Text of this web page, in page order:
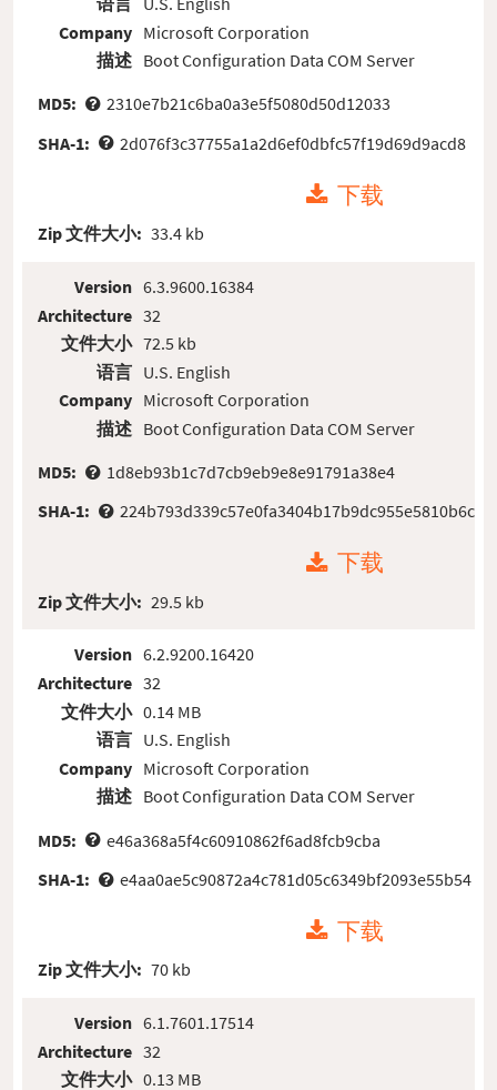
Company
描述
Microsoft Corporation
Boot Configuration Data COM Server
MD5:
2310e7b21c6ba0a3e5f5080d50d12033
SHA-1:
2d076f3c37755a1a2d6ef0dbfc57f19d69d9acd8
下载
Zip 文件大小: 33.4 kb
Version
Architecture
文件大小
语言
Company
描述
6.3.9600.16384
32
72.5 kb
U.S. English
Microsoft Corporation
Boot Configuration Data COM Server
MD5:
1d8eb93b1c7d7cb9eb9e8e91791a38e4
SHA-1:
224b793d339c57e0fa3404b17b9dc955e5810b6c
下载
Zip 文件大小: 29.5 kb
Version
Architecture
文件大小
语言
Company
描述
6.2.9200.16420
32
0.14 MB
U.S. English
Microsoft Corporation
Boot Configuration Data COM Server
MD5:
e46a368a5f4c60910862f6ad8fcb9cba
SHA-1:
e4aa0ae5c90872a4c781d05c6349bf2093e55b54
下载
Zip 文件大小: 70 kb
Version
Architecture
文件大小
6.1.7601.17514
32
0.13 MB